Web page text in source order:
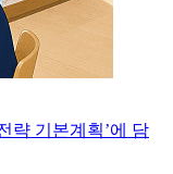
략 기본계획’에 담